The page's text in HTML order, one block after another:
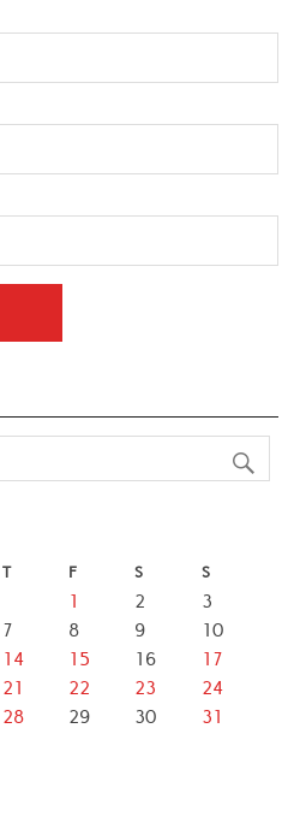
T F S S
1 2
3
7 8 9
10
14 15 16
17
21 22 23
24
28 29 30
31